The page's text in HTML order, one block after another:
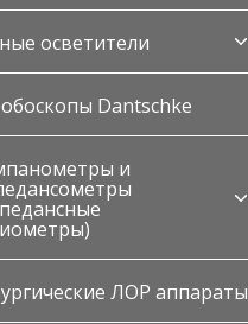
осветители
Dantschke
и
ЛОР аппараты